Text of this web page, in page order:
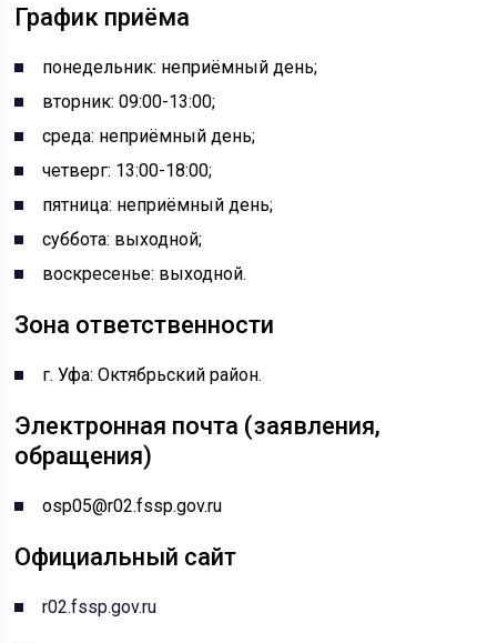
График приёма
понедельник: неприёмный день;
вторник: 09:00-13:00;
среда: неприёмный день;
четверг: 13:00-18:00;
пятница: неприёмный день;
суббота: выходной;
воскресенье: выходной.
Зона ответственности
г. Уфа: Октябрьский район.
Электронная почта (заявления,
обращения)
osp05@r02.fssp.gov.ru
Официальный сайт
r02.fssp.gov.ru